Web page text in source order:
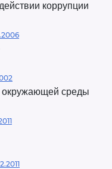
коррупции
окружающей среды